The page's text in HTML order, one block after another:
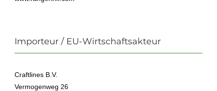
Importeur / EU-Wirtschaftsakteur
Craftlines B.V.
Vermogenweg 26